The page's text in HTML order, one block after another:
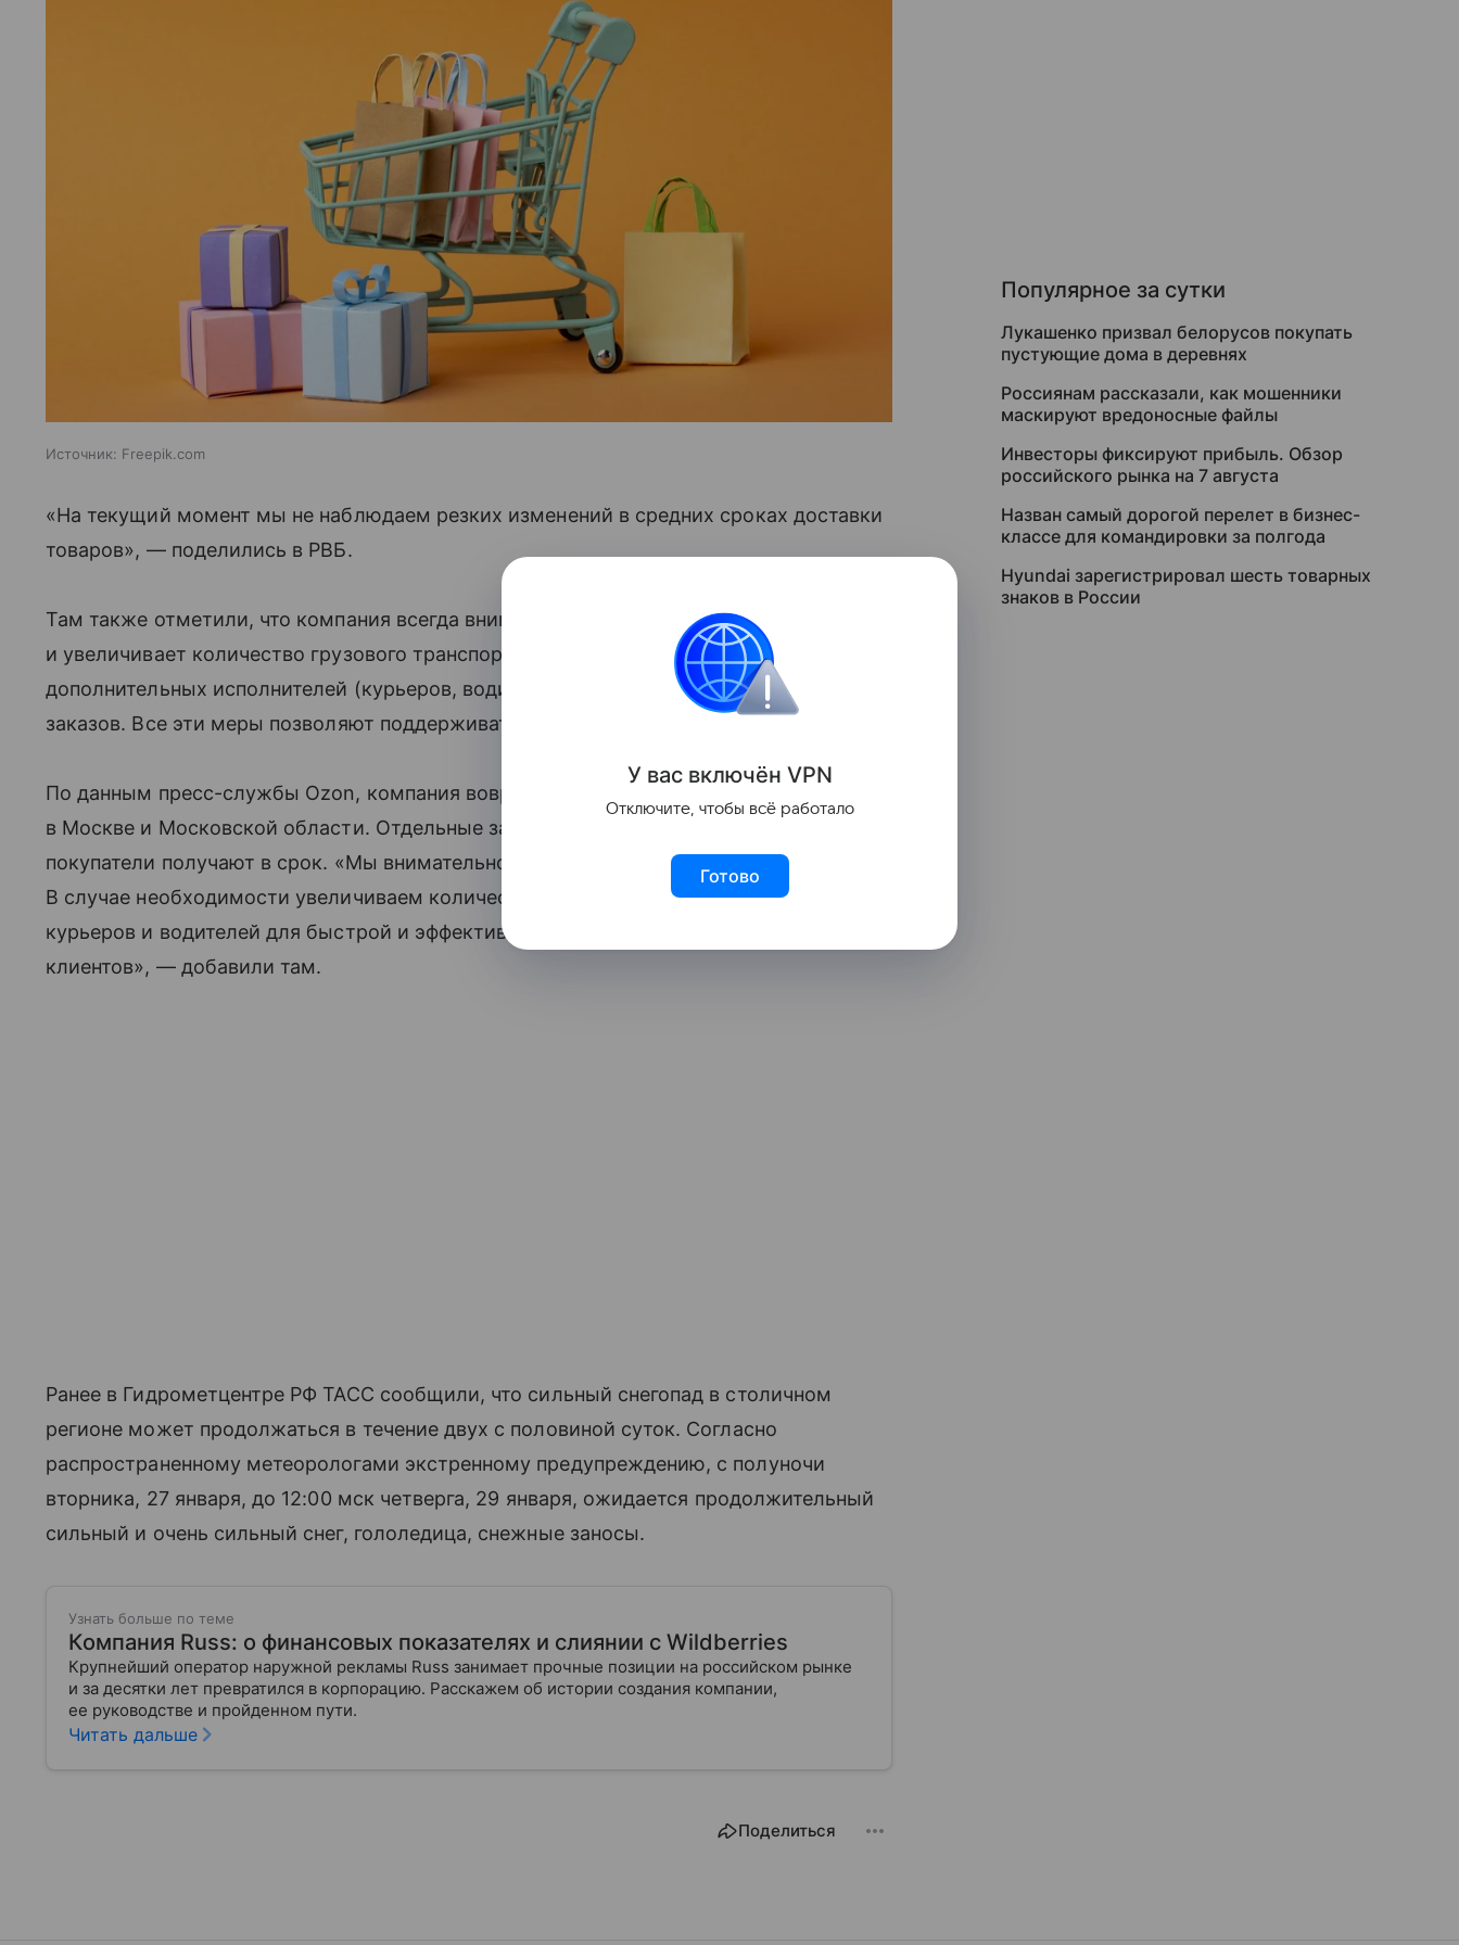
Источник: Freepik.com
«На текущий момент мы не наблюдаем резких изменений в средних сроках доставки
товаров», — поделились в РВБ.
Там также отметили, что компания всегда внимательно мониторит ситуацию
и увеличивает количество грузового транспорта по необходимости, а также выводит
дополнительных исполнителей (курьеров, водителей) для своевременной доставки
заказов. Все эти меры позволяют поддерживать привычные сроки доставки.
По данным пресс-службы Ozon, компания вовремя доставляет заказы клиентам
в Москве и Московской области. Отдельные задержки единичны, и 9 из 10 товаров
покупатели получают в срок. «Мы внимательно следим за погодной обстановкой.
В случае необходимости увеличиваем количество транспорта и задействуем больше
курьеров и водителей для быстрой и эффективной доставки заказов до наших
клиентов», — добавили там.
Ранее в Гидрометцентре РФ ТАСС сообщили, что сильный снегопад в столичном
регионе может продолжаться в течение двух с половиной суток. Согласно
распространенному метеорологами экстренному предупреждению, с полуночи
вторника, 27 января, до 12:00 мск четверга, 29 января, ожидается продолжительный
сильный и очень сильный снег, гололедица, снежные заносы.
Узнать больше по теме
Компания Russ: о финансовых показателях и слиянии с Wildberries
Крупнейший оператор наружной рекламы Russ занимает прочные позиции на российском рынке
и за десятки лет превратился в корпорацию. Расскажем об истории создания компании,
ее руководстве и пройденном пути.
Читать дальше
Поделиться
Популярное за сутки
Лукашенко призвал белорусов покупать
пустующие дома в деревнях
Россиянам рассказали, как мошенники
маскируют вредоносные файлы
Инвесторы фиксируют прибыль. Обзор
российского рынка на 7 августа
Назван самый дорогой перелет в бизнес-
классе для командировки за полгода
Hyundai зарегистрировал шесть товарных
знаков в России
У вас включён VPN
Отключите, чтобы всё работало
Готово